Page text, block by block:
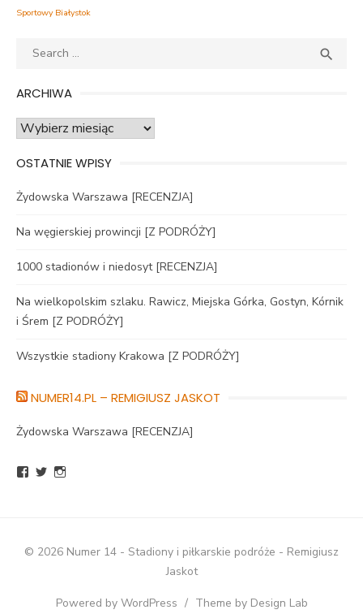
Sportowy Białystok
Search

ARCHIWA
Archiwa
OSTATNIE WPISY
Żydowska Warszawa [RECENZJA]
Na węgierskiej prowincji [Z PODRÓŻY]
1000 stadionów i niedosyt [RECENZJA]
Na wielkopolskim szlaku. Rawicz, Miejska Górka, Gostyn, Kórnik
i Śrem [Z PODRÓŻY]
Wszystkie stadiony Krakowa [Z PODRÓŻY]
NUMER14.PL – REMIGIUSZ JASKOT
Żydowska Warszawa [RECENZJA]
ZobaczZobacz
© 2026 Numer 14 - Stadiony i piłkarskie podróże - Remigiusz
Jaskot
Powered by WordPress / Theme by Design Lab